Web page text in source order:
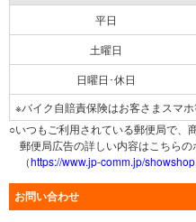
平日
土曜日
日曜日･休日
※バイク自賠責保険はお客さまスマ
○いつもご利用されている郵便局で、
郵便局広告の詳しい内容はこちらの
（https://www.jp-comm.jp/
お問い合わせ